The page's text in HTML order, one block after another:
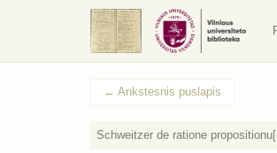
← Ankstesnis puslapis
Schweitzer de ratione